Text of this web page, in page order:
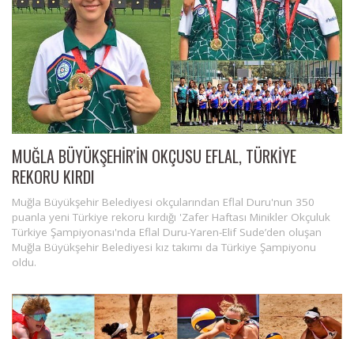
MUĞLA BÜYÜKŞEHİR'İN OKÇUSU EFLAL, TÜRKİYE
REKORU KIRDI
Muğla Büyükşehir Belediyesi okçularından Eflal Duru'nun 350
puanla yeni Türkiye rekoru kırdığı 'Zafer Haftası Minikler Okçuluk
Türkiye Şampiyonası'nda Eflal Duru-Yaren-Elif Sude’den oluşan
Muğla Büyükşehir Belediyesi kız takımı da Türkiye Şampiyonu
oldu.